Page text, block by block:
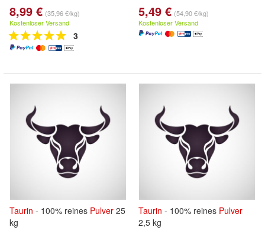
8,99 € (35,96 €/kg)
Kostenloser Versand
3
5,49 € (54,90 €/kg)
Kostenloser Versand
Taurin - 100% reines Pulver 25
kg
Taurin - 100% reines Pulver
2,5 kg